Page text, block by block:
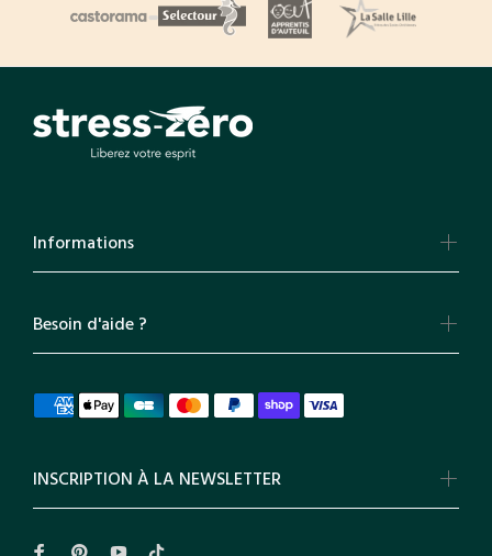
Informations
Besoin d'aide ?
INSCRIPTION À LA NEWSLETTER